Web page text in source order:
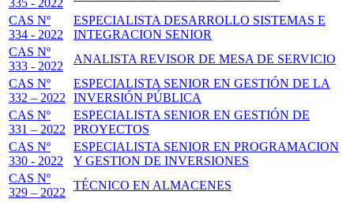
335 - 2022
CAS Nº
334 - 2022
ESPECIALISTA DESARROLLO SISTEMAS E
INTEGRACION SENIOR
CAS Nº
333 - 2022
ANALISTA REVISOR DE MESA DE SERVICIO
CAS Nº
332 – 2022
ESPECIALISTA SENIOR EN GESTIÓN DE LA
INVERSIÓN PÚBLICA
CAS Nº
331 – 2022
ESPECIALISTA SENIOR EN GESTIÓN DE
PROYECTOS
CAS Nº
330 - 2022
ESPECIALISTA SENIOR EN PROGRAMACION
Y GESTION DE INVERSIONES
CAS Nº
329 – 2022
TÉCNICO EN ALMACENES